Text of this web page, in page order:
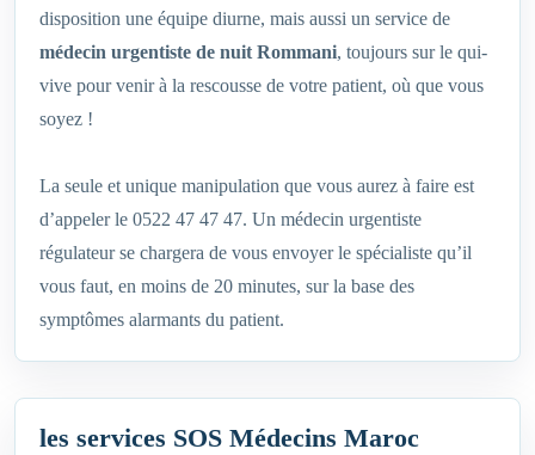
disposition une équipe diurne, mais aussi un service de
médecin urgentiste de nuit Rommani, toujours sur le qui-
vive pour venir à la rescousse de votre patient, où que vous
soyez !
La seule et unique manipulation que vous aurez à faire est
d’appeler le 0522 47 47 47. Un médecin urgentiste
régulateur se chargera de vous envoyer le spécialiste qu’il
vous faut, en moins de 20 minutes, sur la base des
symptômes alarmants du patient.
les services SOS Médecins Maroc